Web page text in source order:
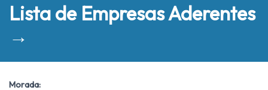
Lista de Empresas Aderentes
→
Morada: